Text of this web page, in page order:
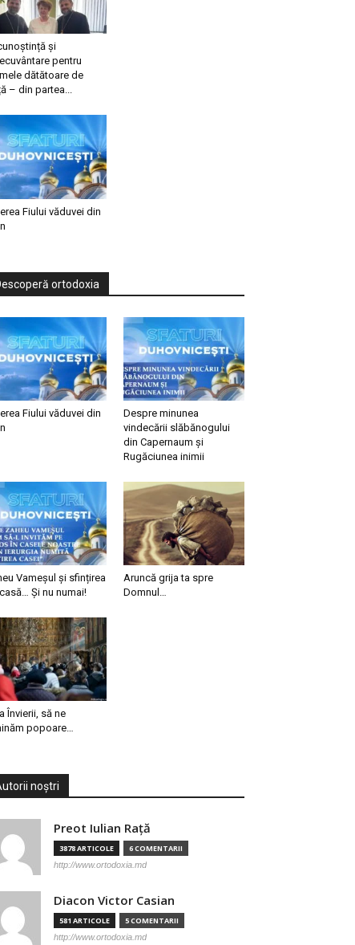
și
pentru
dătătoare de
– din partea...
Fiului văduvei din
ortodoxia
Fiului văduvei din
Despre minunea
vindecării slăbănogului
din Capernaum și
Rugăciunea inimii
Vameșul și sfințirea
Și nu numai!
Aruncă grija ta spre
Domnul…
Învierii, să ne
popoare…
noștri
Preot Iulian Raţă
3878 ARTICOLE 6 COMENTARII
http://www.ortodoxia.md
Diacon Victor Casian
581 ARTICOLE 5 COMENTARII
http://www.ortodoxia.md